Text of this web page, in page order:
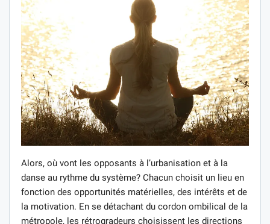
Alors, où vont les opposants à l’urbanisation et à la
danse au rythme du système? Chacun choisit un lieu en
fonction des opportunités matérielles, des intérêts et de
la motivation. En se détachant du cordon ombilical de la
métropole, les rétrogradeurs choisissent les directions